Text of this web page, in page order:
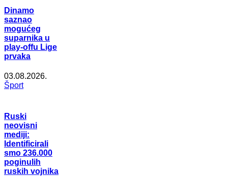
Dinamo
saznao
mogućeg
suparnika u
play-offu Lige
prvaka
03.08.2026.
Šport
Ruski
neovisni
mediji:
Identificirali
smo 236.000
poginulih
ruskih vojnika